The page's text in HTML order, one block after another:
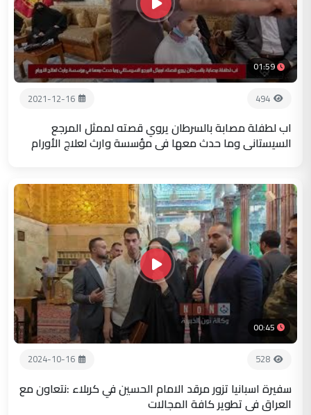
01:59
494
2021-12-16
اب لطفلة مصابة بالسرطان يروي قصته لممثل المرجع
السيستاني وما حدث معها في مؤسسة وارث لعلاج الأورام
00:45
528
2024-10-16
سفيرة اسبانيا تزور مرقد الامام الحسين في كربلاء :نتعاون مع
العراق في تطوير كافة المجالات